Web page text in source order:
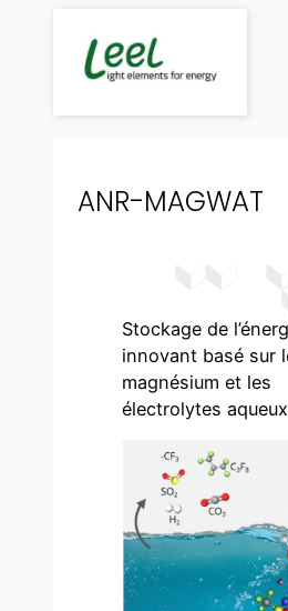
ANR-MAGWAT
Stockage de
innovant basé sur
magnésium et les
électrolytes aqueux